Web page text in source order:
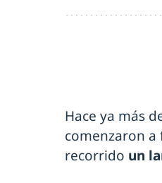
Hace ya más
comenzaron a
recorrido un